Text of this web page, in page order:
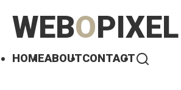
WEBOPIXEL
HOMEABOUTCONTACT